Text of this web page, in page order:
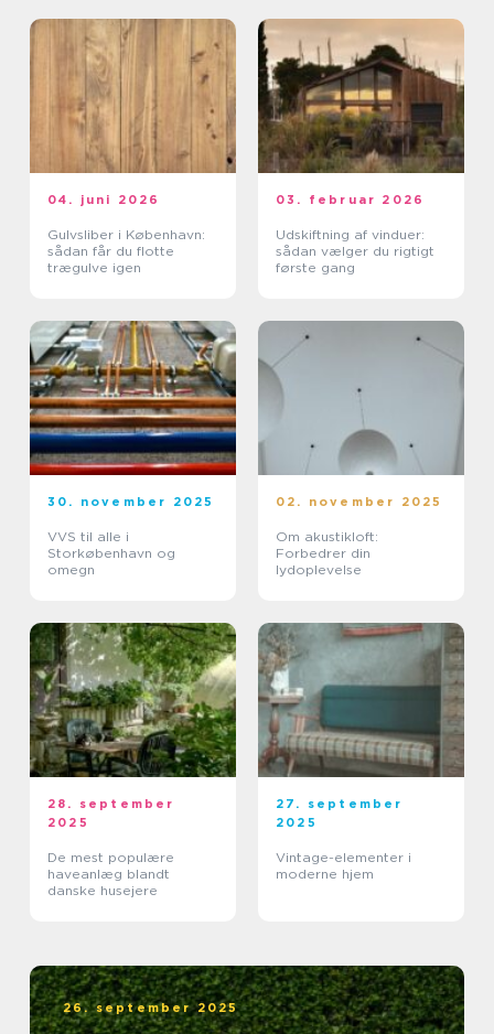
04. juni 2026
Gulvsliber i København:
sådan får du flotte
trægulve igen
03. februar 2026
Udskiftning af vinduer:
sådan vælger du rigtigt
første gang
30. november 2025
VVS til alle i
Storkøbenhavn og
omegn
02. november 2025
Om akustikloft:
Forbedrer din
lydoplevelse
28. september
2025
De mest populære
haveanlæg blandt
danske husejere
27. september
2025
Vintage-elementer i
moderne hjem
26. september 2025